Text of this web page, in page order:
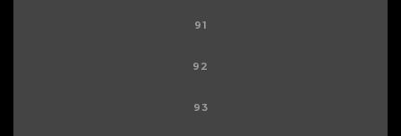
91
92
93